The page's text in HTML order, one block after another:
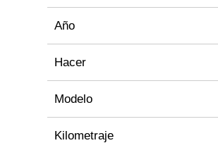
Año
Hacer
Modelo
Kilometraje